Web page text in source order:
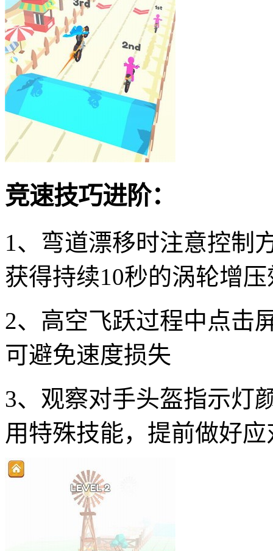
竞速技巧进阶：
1、弯道漂移时注意控制
获得持续10秒的涡轮增
2、高空飞跃过程中点击
可避免速度损失
3、观察对手头盔指示灯
用特殊技能，提前做好